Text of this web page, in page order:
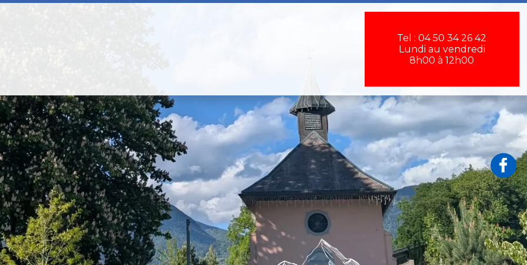
×
Tel : 04 50 34 26 42
Lundi au vendredi
8h00 à 12h00